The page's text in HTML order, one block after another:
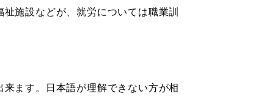
施設などが、就労については職業訓
ます。日本語が理解できない方が相